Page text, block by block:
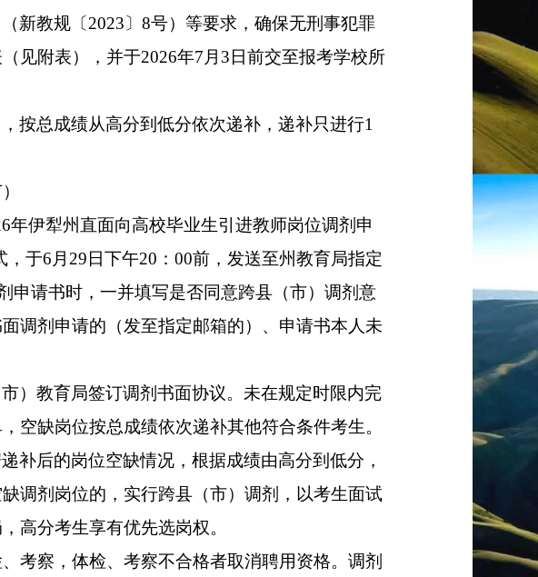
新教规〔2023〕 8号）等要求，确保无刑事犯罪
见附表），并于2026年7 月 3日前交至报考学校所
按总成绩从高分到低分依次递补，递补只进行1
年伊犁州直面向高校毕业生引进教师岗位调剂申
，于6 月 29日下午20 ： 00前，发送至州教育局指定
申请书时，一并填写是否同意跨县（市）调剂意
调剂申请的（发至指定邮箱的）、申请书本人未
）教育局签订调剂书面协议。未在规定时限内完
空缺岗位按总成绩依次递补其他符合条件考生。
补后的岗位空缺情况，根据成绩由高分到低分，
调剂岗位的，实行跨县（市）调剂，以考生面试
高分考生享有优先选岗权。
考察，体检、考察不合格者取消聘用资格。调剂